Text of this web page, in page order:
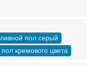
пол серый
кремового цвета